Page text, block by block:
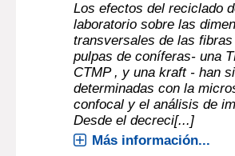
Los efectos del reciclado
laboratorio sobre las
transversales de las
pulpas de coníferas- una
CTMP , y una kraft - han
determinadas con la
confocal y el análisis de
Desde el decreci[...]
Más información...